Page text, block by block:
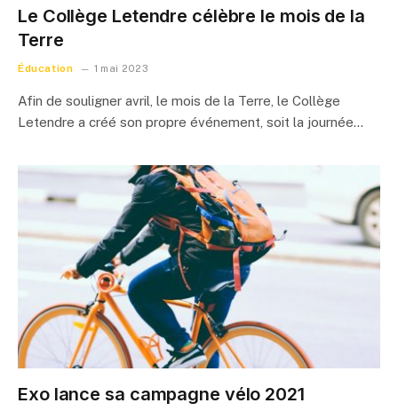
Le Collège Letendre célèbre le mois de la
Terre
Éducation 1 mai 2023
Afin de souligner avril, le mois de la Terre, le Collège
Letendre a créé son propre événement, soit la journée…
Exo lance sa campagne vélo 2021